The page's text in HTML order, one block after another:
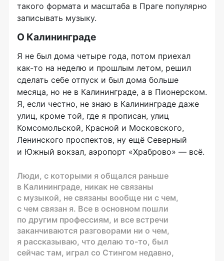
такого формата и масштаба в Праге популярно
записывать музыку.
О Калининграде
Я не был дома четыре года, потом приехал
как-то на неделю и прошлым летом, решил
сделать себе отпуск и был дома больше
месяца, но не в Калининграде, а в Пионерском.
Я, если честно, не знаю в Калининграде даже
улиц, кроме той, где я прописан, улиц
Комсомольской, Красной и Московского,
Ленинского проспектов, ну ещё Северный
и Южный вокзал, аэропорт «Храброво» — всё.
Люди, с которыми я общался раньше
в Калининграде, никак не связаны
с музыкой, не связаны вообще ни с чем,
с чем связан я. Все в основном пошли
по другим профессиям, и все встречи
заканчиваются разговорами ни о чем,
я рассказываю, что делаю то-то, был
сейчас там, играл со Стингом недавно,